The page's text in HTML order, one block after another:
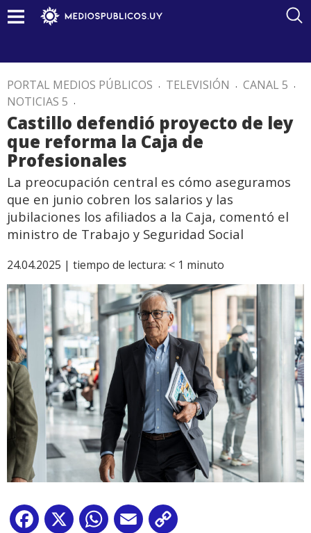
PORTAL MEDIOS PÚBLICOS . TELEVISIÓN . CANAL 5 .
NOTICIAS 5 .
Castillo defendió proyecto de ley
que reforma la Caja de
Profesionales
La preocupación central es cómo aseguramos
que en junio cobren los salarios y las
jubilaciones los afiliados a la Caja, comentó el
ministro de Trabajo y Seguridad Social
24.04.2025 | tiempo de lectura: < 1 minuto
Facebook
X WhatsApp
Email